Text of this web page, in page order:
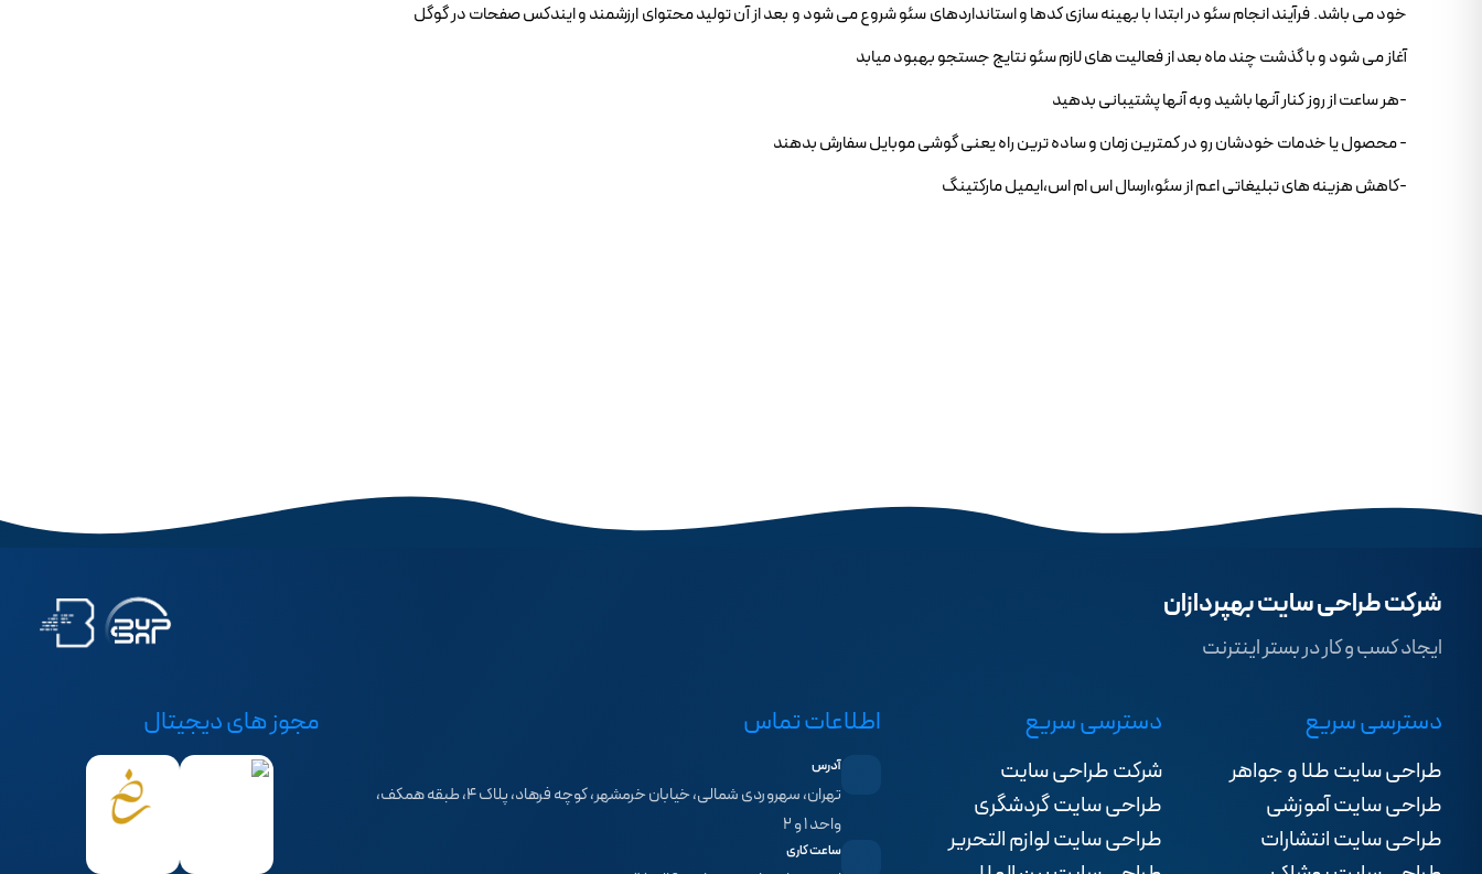
خود می باشد. فرآیند انجام سئو در ابتدا با بهینه سازی کدها و استانداردهای سئو شروع می شود و بعد از آن تولید محتوای ارزشمند و ایندکس صفحات در گوگل
آغاز می شود و با گذشت چند ماه بعد از فعالیت های لازم سئو نتایج جستجو بهبود میابد
-هر ساعت از روز کنار آنها باشید وبه آنها پشتیبانی بدهید
- محصول یا خدمات خودشان رو در کمترین زمان و ساده ترین راه یعنی گوشی موبایل سفارش بدهند
-کاهش هزینه های تبلیغاتی اعم از سئو،ارسال اس ام اس،ایمیل مارکتینگ
شرکت طراحی سایت بهپردازان
ایجاد کسب و کار در بستر اینترنت
دسترسی سریع
طراحی سایت طلا و جواهر
طراحی سایت آموزشی
طراحی سایت انتشارات
دسترسی سریع
شرکت طراحی سایت
طراحی سایت گردشگری
طراحی سایت لوازم التحریر
اطلاعات تماس
آدرس
تهران، سهروردی شمالی، خیابان خرمشهر، کوچه فرهاد، پلاک ۴، طبقه همکف،
واحد ۱ و ۲
ساعت کاری
مجوز های دیجیتال